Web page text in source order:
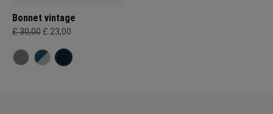
Bonnet vintage
£ 30,00 £ 23,00